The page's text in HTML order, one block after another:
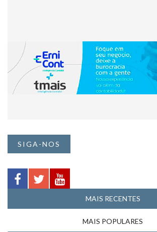
SIGA-NOS
MAIS RECENTES
MAIS POPULARES